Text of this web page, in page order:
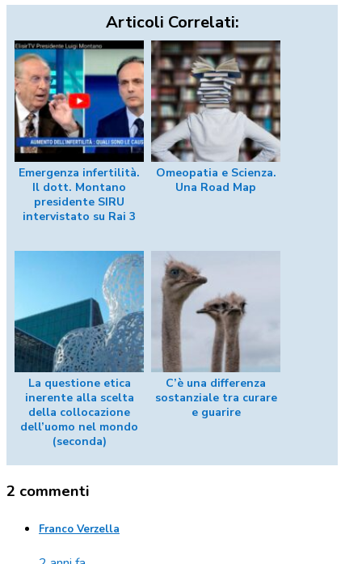
Articoli Correlati:
Emergenza infertilità.
Il dott. Montano
presidente SIRU
intervistato su Rai 3
Omeopatia e Scienza.
Una Road Map
La questione etica
inerente alla scelta
della collocazione
dell’uomo nel mondo
(seconda)
C’è una differenza
sostanziale tra curare
e guarire
2 commenti
Franco Verzella